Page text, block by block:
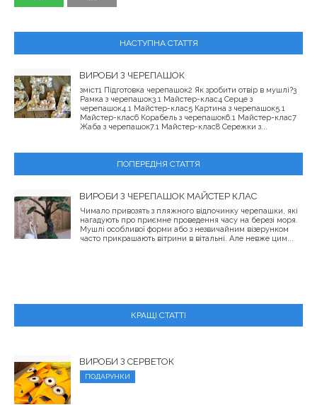
НАСТУПНА СТАТТЯ
ВИРОБИ З ЧЕРЕПАШОК
зміст1 Підготовка черепашок2 Як зробити отвір в мушлі?3
Рамка з черепашок3.1 Майстер-клас4 Серце з
черепашок4.1 Майстер-клас5 Картина з черепашок5.1
Майстер-клас6 Корабель з черепашок6.1 Майстер-клас7
Жаба з черепашок7.1 Майстер-клас8 Сережки з...
ПОПЕРЕДНЯ СТАТТЯ
ВИРОБИ З ЧЕРЕПАШОК МАЙСТЕР КЛАС
Чимало привозять з пляжного відпочинку черепашки, які
нагадують про приємне проведення часу на березі моря.
Мушлі особливої ​​форми або з незвичайним візерунком
часто прикрашають вітрини в вітальні. Але невже цим...
КРАЩІ СТАТТІ
ВИРОБИ З СЕРВЕТОК
ПОДАРУНКИ